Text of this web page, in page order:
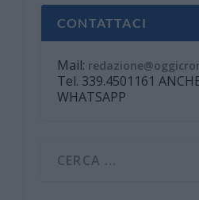
CONTATTACI
Mail:
Tel. 339.4501161
WHATSAPP